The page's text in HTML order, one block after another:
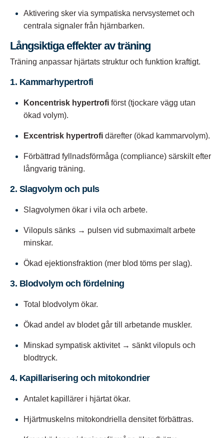
Aktivering sker via sympatiska nervsystemet och
centrala signaler från hjärnbarken.
Långsiktiga effekter av träning
Träning anpassar hjärtats struktur och funktion kraftigt.
1. Kammarhypertrofi
Koncentrisk hypertrofi först (tjockare vägg utan
ökad volym).
Excentrisk hypertrofi därefter (ökad kammarvolym).
Förbättrad fyllnadsförmåga (compliance) särskilt efter
långvarig träning.
2. Slagvolym och puls
Slagvolymen ökar i vila och arbete.
Vilopuls sänks → pulsen vid submaximalt arbete
minskar.
Ökad ejektionsfraktion (mer blod töms per slag).
3. Blodvolym och fördelning
Total blodvolym ökar.
Ökad andel av blodet går till arbetande muskler.
Minskad sympatisk aktivitet → sänkt vilopuls och
blodtryck.
4. Kapillarisering och mitokondrier
Antalet kapillärer i hjärtat ökar.
Hjärtmuskelns mitokondriella densitet förbättras.